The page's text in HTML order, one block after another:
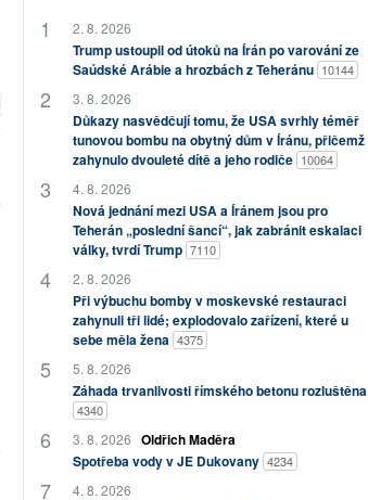
2. 8. 2026
Trump ustoupil od útoků na Írán po varování ze
Saúdské Arábie a hrozbách z Teheránu 10144
3. 8. 2026
Důkazy nasvědčují tomu, že USA svrhly téměř
tunovou bombu na obytný dům v Íránu, přičemž
zahynulo dvouleté dítě a jeho rodiče 10064
4. 8. 2026
Nová jednání mezi USA a Íránem jsou pro
Teherán „poslední šancí“, jak zabránit eskalaci
války, tvrdí Trump 7110
2. 8. 2026
Při výbuchu bomby v moskevské restauraci
zahynuli tři lidé; explodovalo zařízení, které u
sebe měla žena 4375
5. 8. 2026
Záhada trvanlivosti římského betonu rozluštěna
4340
3. 8. 2026 Oldřich Maděra
Spotřeba vody v JE Dukovany 4234
4. 8. 2026